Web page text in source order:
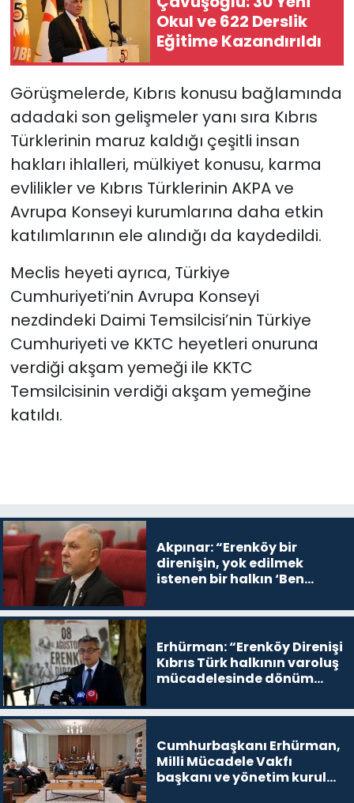
Okul ve 622 Derslik
Eğitime Kazandırıldı
Görüşmelerde, Kıbrıs konusu bağlamında
adadaki son gelişmeler yanı sıra Kıbrıs
Türklerinin maruz kaldığı çeşitli insan
hakları ihlalleri, mülkiyet konusu, karma
evlilikler ve Kıbrıs Türklerinin AKPA ve
Avrupa Konseyi kurumlarına daha etkin
katılımlarının ele alındığı da kaydedildi.
Meclis heyeti ayrıca, Türkiye
Cumhuriyeti’nin Avrupa Konseyi
nezdindeki Daimi Temsilcisi’nin Türkiye
Cumhuriyeti ve KKTC heyetleri onuruna
verdiği akşam yemeği ile KKTC
Temsilcisinin verdiği akşam yemeğine
katıldı.
Akpınar: “Erenköy bir
direnişin, yok edilmek
istenen bir halkın ‘Ben
devam edeceğim’ dediği
Erhürman: “Erenköy Direnişi
Kıbrıs Türk halkının varoluş
mücadelesinde dönüm
Cumhurbaşkanı Erhürman,
Milli Mücadele Vakfı
başkanı ve yönetim kurulu